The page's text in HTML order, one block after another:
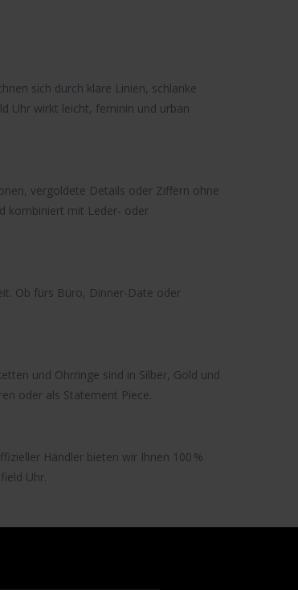
sich durch klare Linien, schlanke
Uhr wirkt leicht, feminin und urban
vergoldete Details oder Ziffern ohne
kombiniert mit Leder- oder
Ob fürs Büro, Dinner-Date oder
und Ohrringe sind in Silber, Gold und
oder als Statement Piece.
Händler bieten wir Ihnen 100 %
Uhr.